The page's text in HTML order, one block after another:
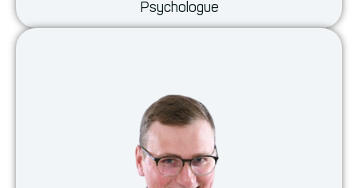
Psychologue